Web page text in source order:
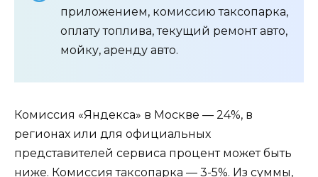
приложением, комиссию таксопарка,
оплату топлива, текущий ремонт авто,
мойку, аренду авто.
Комиссия «Яндекса» в Москве — 24%, в
регионах или для официальных
представителей сервиса процент может быть
ниже. Комиссия таксопарка — 3-5%. Из суммы,